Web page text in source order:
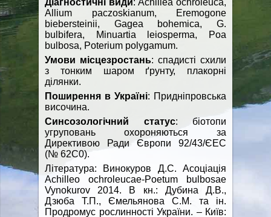
Діагностичні види: Achillea ochroleuca,
Allium paczoskianum, Eremogone
biebersteinii, Gagea bohemica, G.
bulbifera, Minuartia leiosperma, Poa
bulbosa, Poterium polygamum.
Умови місцезростань: спадисті схили
з тонким шаром ґрунту, плакорні
ділянки.
Поширення в Україні: Придніпровська
височина.
Синсозологічний статус: біотопи
угруповань охороняються за
Директивою Ради Європи 92/43/ЄЕС
(№ 62C0).
Література: Винокуров Д.С. Асоціація
Achilleo ochroleucae-Poetum bulbosae
Vynokurov 2014. В кн.: Дубина Д.В.,
Дзюба Т.П., Ємельянова С.М. та ін.
Продромус рослинності України. – Київ: